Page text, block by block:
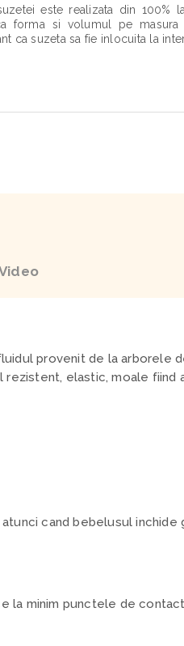
este realizata din 100%
forma si volumul pe
ca suzeta sa fie inlocuita la
provenit de la arborele
elastic, moale fiind
cand bebelusul inchide
la minim punctele de